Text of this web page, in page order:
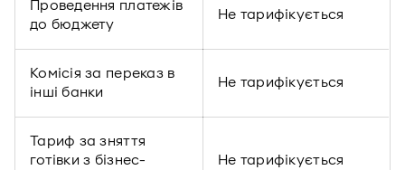
Проведення платежів
до бюджету
Не тарифікується
Комісія за переказ в
інші банки
Не тарифікується
Тариф за зняття
готівки з бізнес-
Не тарифікується